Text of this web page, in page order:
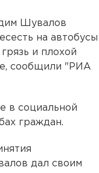
Шувалов
на автобусы
и плохой
сообщили "РИА
в социальной
граждан.
дал своим